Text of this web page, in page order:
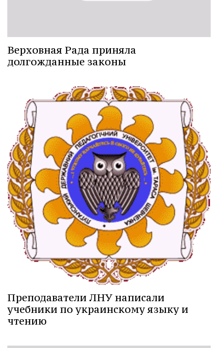
Верховная Рада приняла
долгожданные законы
Преподаватели ЛНУ написали
учебники по украинскому языку и
чтению